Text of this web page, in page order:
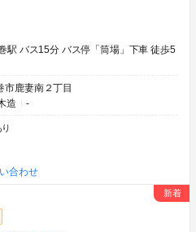
駅 バス15分 バス停「筒場」下車 徒歩5
市鹿妻南２丁目
造 -
合わせ